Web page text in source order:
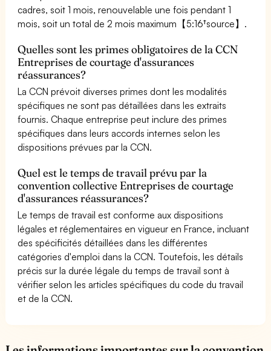
cadres, soit 1 mois, renouvelable une fois pendant 1
mois, soit un total de 2 mois maximum【5:16†source】.
Quelles sont les primes obligatoires de la CCN
Entreprises de courtage d'assurances
réassurances?
La CCN prévoit diverses primes dont les modalités
spécifiques ne sont pas détaillées dans les extraits
fournis. Chaque entreprise peut inclure des primes
spécifiques dans leurs accords internes selon les
dispositions prévues par la CCN.
Quel est le temps de travail prévu par la
convention collective Entreprises de courtage
d'assurances réassurances?
Le temps de travail est conforme aux dispositions
légales et réglementaires en vigueur en France, incluant
des spécificités détaillées dans les différentes
catégories d'emploi dans la CCN. Toutefois, les détails
précis sur la durée légale du temps de travail sont à
vérifier selon les articles spécifiques du code du travail
et de la CCN.